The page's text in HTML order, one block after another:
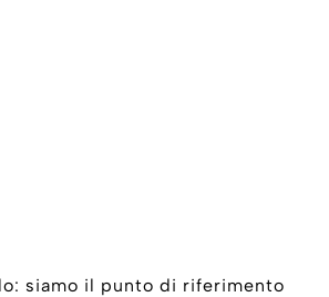
siamo il punto di riferimento